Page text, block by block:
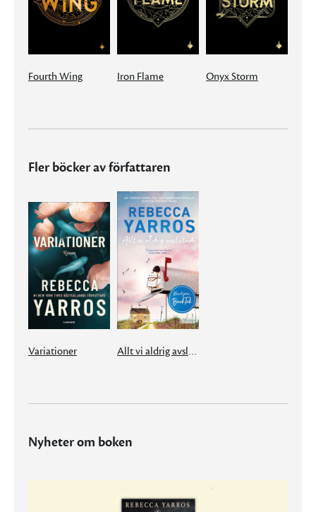
Fourth Wing Iron Flame Onyx Storm
Fler böcker av författaren
Variationer Allt vi aldrig avslutade
Nyheter om boken